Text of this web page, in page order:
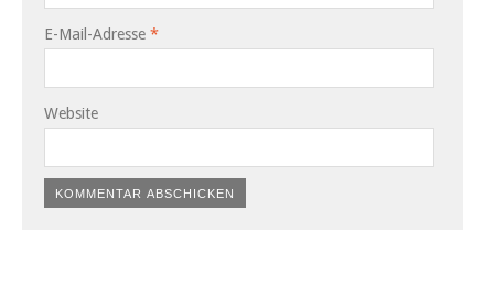
E-Mail-Adresse *
Website